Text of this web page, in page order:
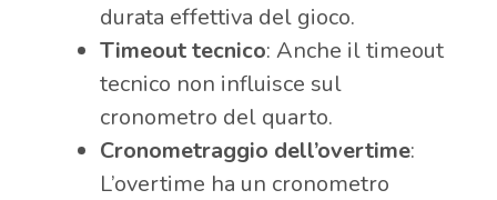
durata effettiva del gioco.
Timeout tecnico: Anche il timeout
tecnico non influisce sul
cronometro del quarto.
Cronometraggio dell’overtime:
L’overtime ha un cronometro